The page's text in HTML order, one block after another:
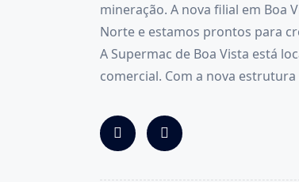
mineração. A nova filial em Boa
Norte e estamos prontos para
A Supermac de Boa Vista está
comercial. Com a nova